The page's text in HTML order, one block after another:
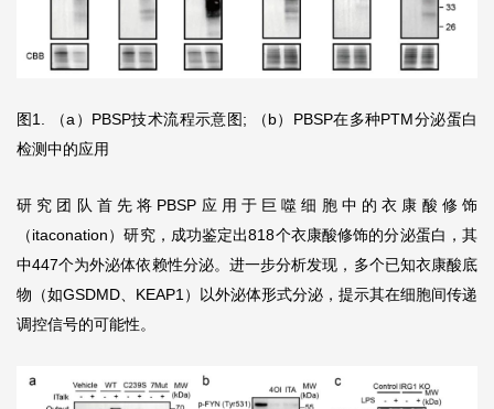
图1. （a）PBSP技术流程示意图; （b）PBSP在多种PTM分泌蛋白
检测中的应用
研究团队首先将PBSP应用于巨噬细胞中的衣康酸修饰
（itaconation）研究，成功鉴定出818个衣康酸修饰的分泌蛋白，其
中447个为外泌体依赖性分泌。进一步分析发现，多个已知衣康酸底
物（如GSDMD、KEAP1）以外泌体形式分泌，提示其在细胞间传递
调控信号的可能性。